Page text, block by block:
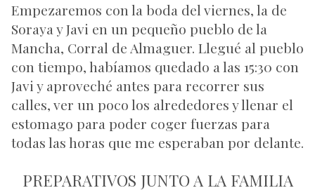
Empezaremos con la boda del viernes, la de
Soraya y Javi en un pequeño pueblo de la
Mancha, Corral de Almaguer. Llegué al pueblo
con tiempo, habíamos quedado a las 15:30 con
Javi y aproveché antes para recorrer sus
calles, ver un poco los alrededores y llenar el
estomago para poder coger fuerzas para
todas las horas que me esperaban por delante.
PREPARATIVOS JUNTO A LA FAMILIA